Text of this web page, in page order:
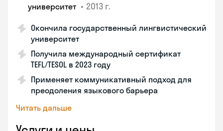
университет • 2013 г.
Окончила государственный лингвистический
университет
Получила международный сертификат
TEFL/TESOL в 2023 году
Применяет коммуникативный подход для
преодоления языкового барьера
Читать дальше